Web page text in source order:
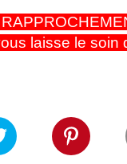
laisse le soin